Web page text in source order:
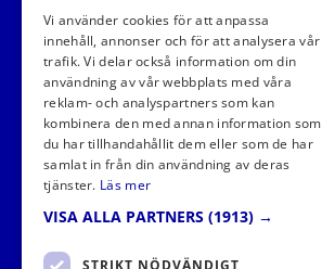
FÖLJ OSS I SOCIALA MEDIER
Vi använder cookies för att anpassa
innehåll, annonser och för att analysera vår
trafik. Vi delar också information om din
användning av vår webbplats med våra
reklam- och analyspartners som kan
kombinera den med annan information som
du har tillhandahållit dem eller som de har
samlat in från din användning av deras
tjänster. Läs mer
VISA ALLA PARTNERS (1913) →
STRIKT NÖDVÄNDIGT